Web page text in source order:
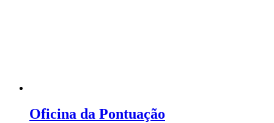
Oficina da Pontuação